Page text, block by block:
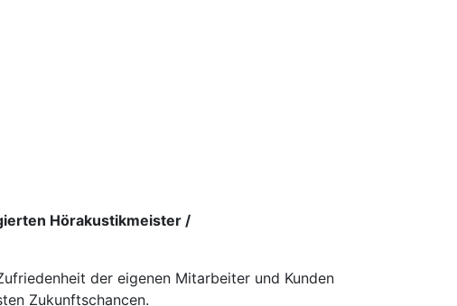
Hörakustikmeister /
der eigenen Mitarbeiter und Kunden
Zukunftschancen.